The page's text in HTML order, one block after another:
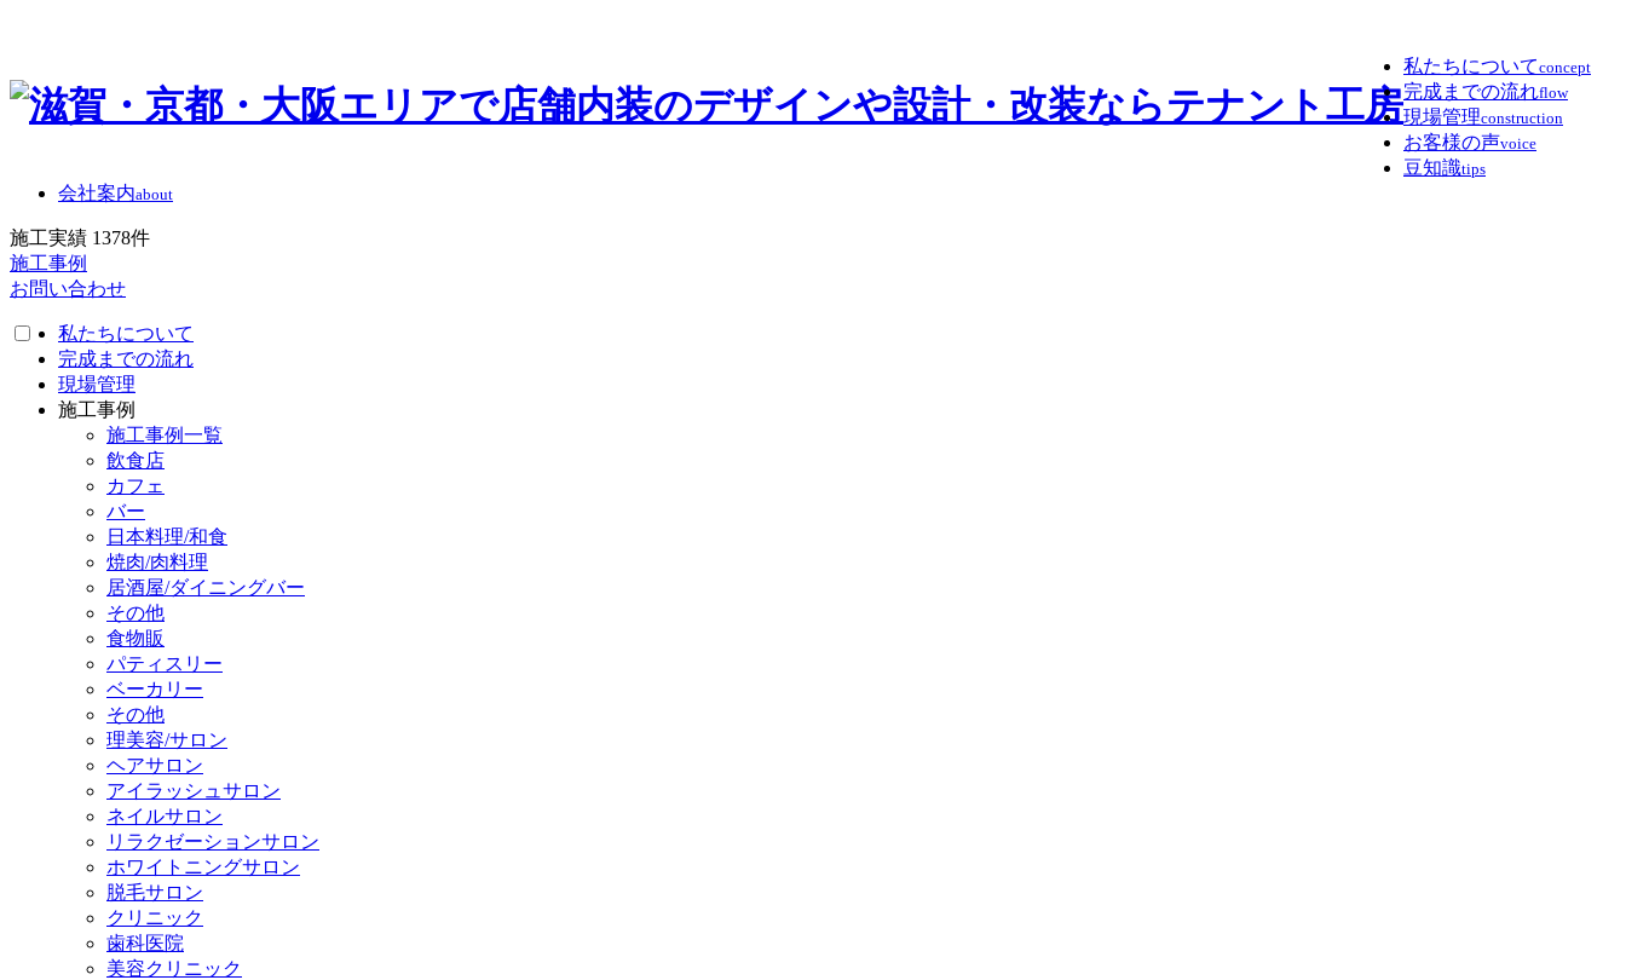
私たちについてconcept
完成までの流れflow
現場管理construction
お客様の声voice
豆知識tips
会社案内about
施工実績 1378件
施工事例
お問い合わせ
私たちについて
完成までの流れ
現場管理
施工事例
施工事例一覧
飲食店
カフェ
バー
日本料理/和食
焼肉/肉料理
居酒屋/ダイニングバー
その他
食物販
パティスリー
ベーカリー
その他
理美容/サロン
ヘアサロン
アイラッシュサロン
ネイルサロン
リラクゼーションサロン
ホワイトニングサロン
脱毛サロン
クリニック
歯科医院
美容クリニック